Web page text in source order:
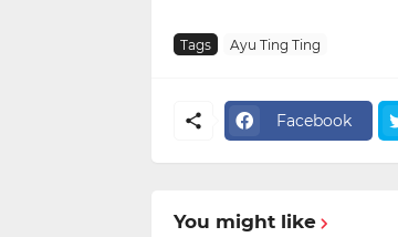
Tags Ayu Ting Ting
Facebook
You might like